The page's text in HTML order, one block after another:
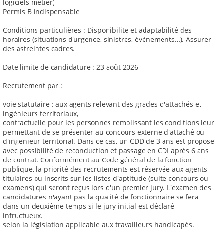
logiciels métier)
Permis B indispensable
Conditions particulières : Disponibilité et adaptabilité des
horaires (situations d’urgence, sinistres, événements…). Assurer
des astreintes cadres.
Date limite de candidature : 23 août 2026
Recrutement par :
voie statutaire : aux agents relevant des grades d'attachés et
ingénieurs territoriaux,
contractuelle pour les personnes remplissant les conditions leur
permettant de se présenter au concours externe d'attaché ou
d'ingénieur territorial. Dans ce cas, un CDD de 3 ans est proposé
avec possibilité de reconduction et passage en CDI après 6 ans
de contrat. Conformément au Code général de la fonction
publique, la priorité des recrutements est réservée aux agents
titulaires ou inscrits sur les listes d'aptitude (suite concours ou
examens) qui seront reçus lors d'un premier jury. L'examen des
candidatures n'ayant pas la qualité de fonctionnaire se fera
dans un deuxième temps si le jury initial est déclaré
infructueux.
selon la législation applicable aux travailleurs handicapés.